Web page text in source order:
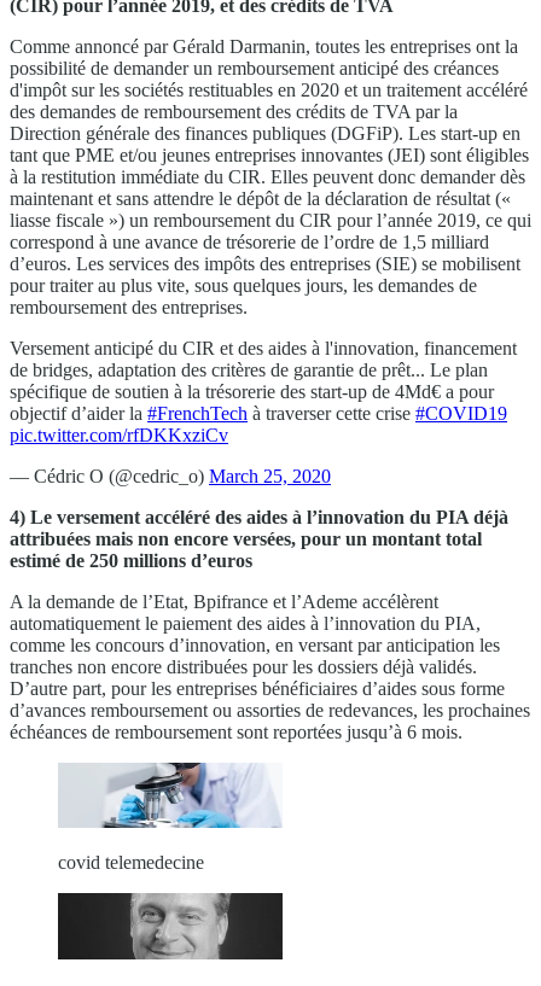
(CIR) pour l’année 2019, et des crédits de TVA
Comme annoncé par Gérald Darmanin, toutes les entreprises ont la
possibilité de demander un remboursement anticipé des créances
d'impôt sur les sociétés restituables en 2020 et un traitement accéléré
des demandes de remboursement des crédits de TVA par la
Direction générale des finances publiques (DGFiP). Les start-up en
tant que PME et/ou jeunes entreprises innovantes (JEI) sont éligibles
à la restitution immédiate du CIR. Elles peuvent donc demander dès
maintenant et sans attendre le dépôt de la déclaration de résultat («
liasse fiscale ») un remboursement du CIR pour l’année 2019, ce qui
correspond à une avance de trésorerie de l’ordre de 1,5 milliard
d’euros. Les services des impôts des entreprises (SIE) se mobilisent
pour traiter au plus vite, sous quelques jours, les demandes de
remboursement des entreprises.
Versement anticipé du CIR et des aides à l'innovation, financement
de bridges, adaptation des critères de garantie de prêt... Le plan
spécifique de soutien à la trésorerie des start-up de 4Md€ a pour
objectif d’aider la #FrenchTech à traverser cette crise #COVID19
pic.twitter.com/rfDKKxziCv
— Cédric O (@cedric_o) March 25, 2020
4) Le versement accéléré des aides à l’innovation du PIA déjà
attribuées mais non encore versées, pour un montant total
estimé de 250 millions d’euros
A la demande de l’Etat, Bpifrance et l’Ademe accélèrent
automatiquement le paiement des aides à l’innovation du PIA,
comme les concours d’innovation, en versant par anticipation les
tranches non encore distribuées pour les dossiers déjà validés.
D’autre part, pour les entreprises bénéficiaires d’aides sous forme
d’avances remboursement ou assorties de redevances, les prochaines
échéances de remboursement sont reportées jusqu’à 6 mois.
covid telemedecine